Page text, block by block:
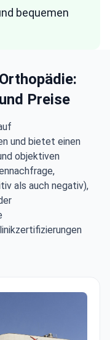
bequemen
Preise
und bietet einen
objektiven
als auch negativ),